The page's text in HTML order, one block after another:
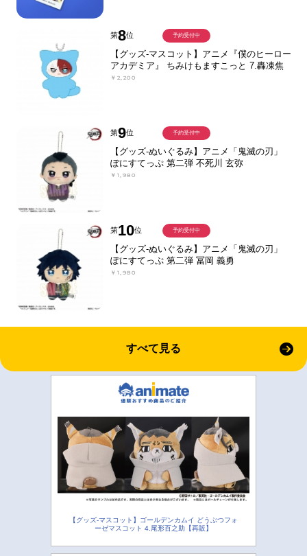
第8位
【グッズ-マスコット】アニメ『僕のヒーロー
アカデミア』 ちみけもますこっと 7.轟凍焦
￥2,200
予約受付中
第9位
【グッズ-ぬいぐるみ】アニメ「鬼滅の刃」
ぽにすてっぷ 第二弾 不死川 玄弥
￥1,980
予約受付中
第10位
【グッズ-ぬいぐるみ】アニメ「鬼滅の刃」
ぽにすてっぷ 第二弾 冨岡 義勇
￥1,980
予約受付中
すべて見る
【グッズ-マスコット】ゴールデンカムイ どうぶつフォ
ーゼマスコット 4.尾形百之助【再販】